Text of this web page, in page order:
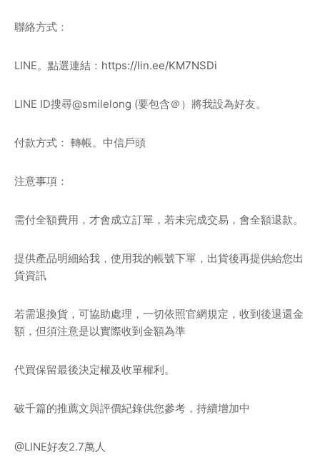
聯絡方式：
LINE。點選連結： https://lin.ee/KM7NSDi
LINE ID搜尋@smilelong (要包含＠）將我設為好友。
付款方式： 轉帳。中信戶頭
注意事項：
需付全額費用，才會成立訂單，若未完成交易，會全額退款。
提供產品明細給我，使用我的帳號下單，出貨後再提供給您出
貨資訊
若需退換貨，可協助處理，一切依照官網規定，收到後退還金
額，但須注意是以實際收到金額為準
代買保留最後決定權及收單權利。
破千篇的推薦文與評價紀錄供您參考，持續增加中
@LINE好友2.7萬人